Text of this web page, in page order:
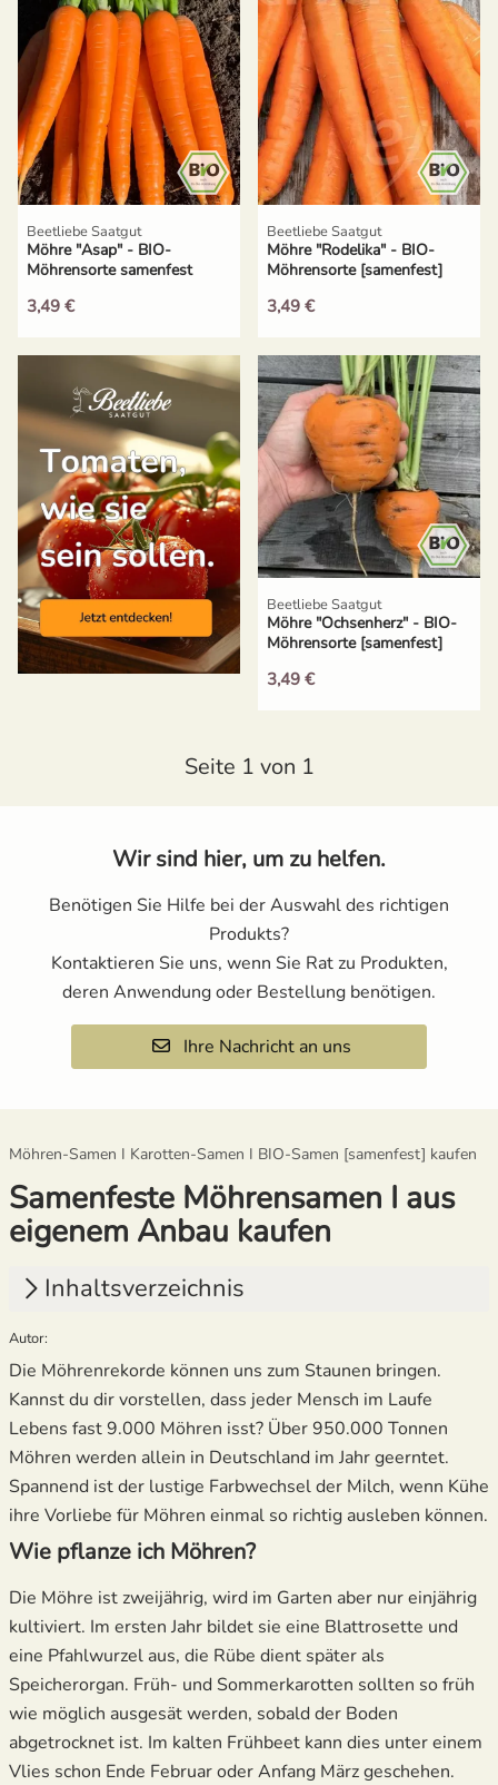
Beetliebe Saatgut
Möhre "Asap" - BIO-
Möhrensorte samenfest
3,49 €
Beetliebe Saatgut
Möhre "Rodelika" - BIO-
Möhrensorte [samenfest]
3,49 €
Beetliebe Saatgut
Möhre "Ochsenherz" - BIO-
Möhrensorte [samenfest]
3,49 €
Seite 1 von 1
Wir sind hier, um zu helfen.
Benötigen Sie Hilfe bei der Auswahl des richtigen
Produkts?
Kontaktieren Sie uns, wenn Sie Rat zu Produkten,
deren Anwendung oder Bestellung benötigen.
Ihre Nachricht an uns
Möhren-Samen I Karotten-Samen I BIO-Samen [samenfest] kaufen
Samenfeste Möhrensamen I aus
eigenem Anbau kaufen
Inhaltsverzeichnis
1.
2. Was neben Möhren pflanzen?
3. Wie viel Platz brauchen Möhren?
4. Wie werden Möhren geerntet?
Autor:
Die Möhrenrekorde können uns zum Staunen bringen.
Kannst du dir vorstellen, dass jeder Mensch im Laufe
Lebens fast 9.000 Möhren isst? Über 950.000 Tonnen
Möhren werden allein in Deutschland im Jahr geerntet.
Spannend ist der lustige Farbwechsel der Milch, wenn Kühe
ihre Vorliebe für Möhren einmal so richtig ausleben können.
Wie pflanze ich Möhren?
Die Möhre ist zweijährig, wird im Garten aber nur einjährig
kultiviert. Im ersten Jahr bildet sie eine Blattrosette und
eine Pfahlwurzel aus, die Rübe dient später als
Speicherorgan. Früh- und Sommerkarotten sollten so früh
wie möglich ausgesät werden, sobald der Boden
abgetrocknet ist. Im kalten Frühbeet kann dies unter einem
Vlies schon Ende Februar oder Anfang März geschehen.
Gelbe Tomaten
Gewächshaustomaten
Grüne Tomaten
Italienische Tomaten
Ochsenherztomaten
Orangene Tomaten
Robuste Tomatensorten
Romatomaten
Russische Tomaten
Schwarze Tomaten
Tomaten für Tomatenhaus
Aussaat und Anzucht im Dezember
Aussaat und Anzucht im Juli
Aussaat und Anzucht im Juni
Aussaat und Anzucht im Mai